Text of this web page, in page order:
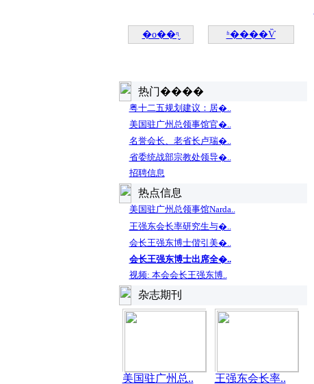
�о��ᶯ̬ ʱ����Ѷ
热门����
粤十二五规划建议：居�..
美国驻广州总领事馆官�..
名誉会长、老省长卢瑞�..
省委统战部宗教处领导�..
招聘信息
热点信息
美国驻广州总领事馆Narda..
王强东会长率研究生与�..
会长王强东博士偕引美�..
会长王强东博士出席全�..
视频: 本会会长王强东博..
杂志期刊
美国驻广州总.. 王强东会长率..